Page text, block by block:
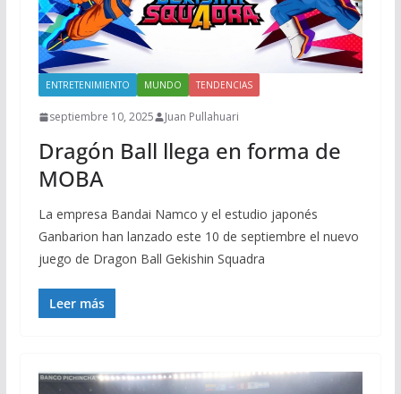
ENTRETENIMIENTO MUNDO TENDENCIAS
septiembre 10, 2025 Juan Pullahuari
Dragón Ball llega en forma de
MOBA
La empresa Bandai Namco y el estudio japonés
Ganbarion han lanzado este 10 de septiembre el nuevo
juego de Dragon Ball Gekishin Squadra
Leer más